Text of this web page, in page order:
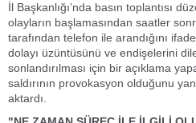
İl Başkanlığı’nda basın toplantısı
olayların başlamasından saatler
tarafından telefon ile arandığını
dolayı üzüntüsünü ve endişelerini
sonlandırılması için bir açıklama
saldırının provokasyon olduğunu
aktardı.